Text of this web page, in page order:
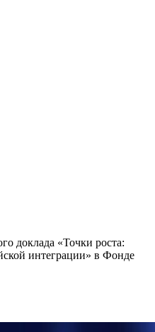
доклада «Точки роста:
интеграции» в Фонде